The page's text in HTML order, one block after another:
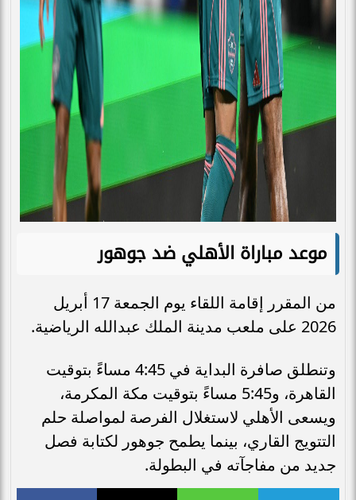
موعد مباراة الأهلي ضد جوهور
من المقرر إقامة اللقاء يوم الجمعة 17 أبريل
2026 على ملعب مدينة الملك عبدالله الرياضية.
وتنطلق صافرة البداية في 4:45 مساءً بتوقيت
القاهرة، و5:45 مساءً بتوقيت مكة المكرمة،
ويسعى الأهلي لاستغلال الفرصة لمواصلة حلم
التتويج القاري، بينما يطمح جوهور لكتابة فصل
جديد من مفاجآته في البطولة.